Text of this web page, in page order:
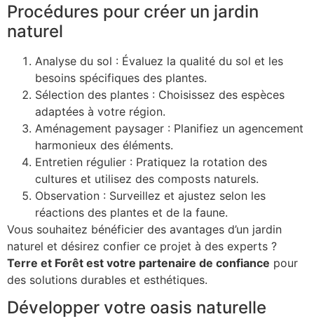
Procédures pour créer un jardin
naturel
Analyse du sol : Évaluez la qualité du sol et les
besoins spécifiques des plantes.
Sélection des plantes : Choisissez des espèces
adaptées à votre région.
Aménagement paysager : Planifiez un agencement
harmonieux des éléments.
Entretien régulier : Pratiquez la rotation des
cultures et utilisez des composts naturels.
Observation : Surveillez et ajustez selon les
réactions des plantes et de la faune.
Vous souhaitez bénéficier des avantages d’un jardin
naturel et désirez confier ce projet à des experts ?
Terre et Forêt est votre partenaire de confiance pour
des solutions durables et esthétiques.
Développer votre oasis naturelle